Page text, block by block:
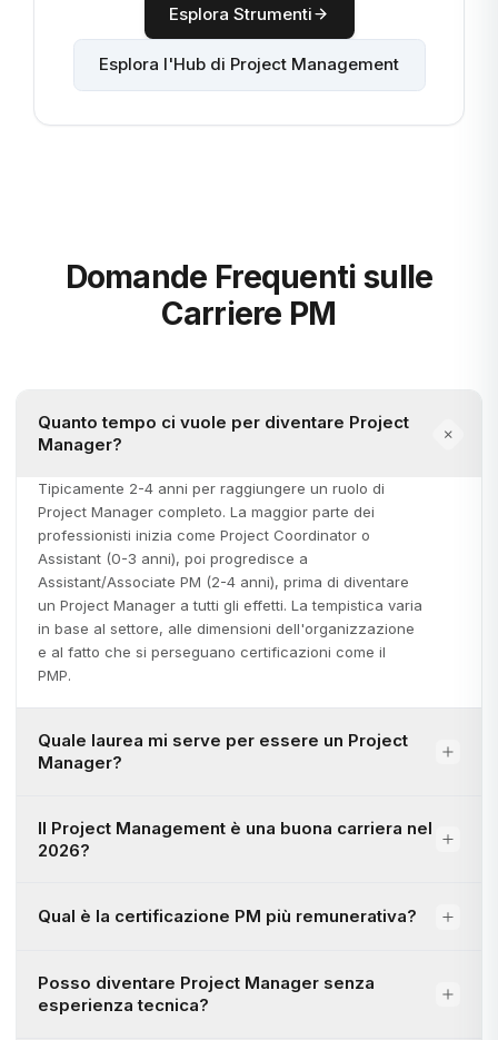
Esplora Strumenti
Esplora l'Hub di Project Management
Domande Frequenti sulle
Carriere PM
Quanto tempo ci vuole per diventare Project
Manager?
Tipicamente 2-4 anni per raggiungere un ruolo di
Project Manager completo. La maggior parte dei
professionisti inizia come Project Coordinator o
Assistant (0-3 anni), poi progredisce a
Assistant/Associate PM (2-4 anni), prima di diventare
un Project Manager a tutti gli effetti. La tempistica varia
in base al settore, alle dimensioni dell'organizzazione
e al fatto che si perseguano certificazioni come il
PMP.
Quale laurea mi serve per essere un Project
Manager?
Il Project Management è una buona carriera nel
2026?
Qual è la certificazione PM più remunerativa?
Posso diventare Project Manager senza
esperienza tecnica?